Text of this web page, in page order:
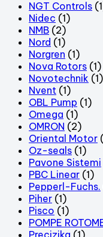
NGT Controls
Nidec (1)
NMB (2)
Nord (1)
Norgren (1)
Nova Rotors (1)
Novotechnik (1)
Nvent (1)
OBL Pump (1)
Omega (1)
OMRON (2)
Oriental Motor
Oz-seals (1)
Pavone Sistemi
PBC Linear (1)
Pepperl-Fuchs.
Piher (1)
Pisco (1)
POMPE
Precizika (1)